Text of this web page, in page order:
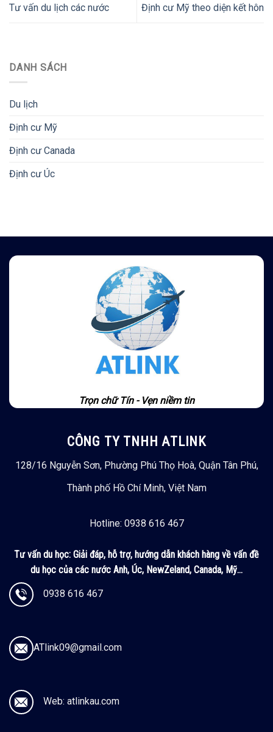
DANH SÁCH
Du lịch
Định cư Mỹ
Định cư Canada
Định cư Úc
Tư vấn du lịch các nước Định cư Mỹ theo diện kết hôn
Trọn chữ Tín - Vẹn niềm tin
CÔNG TY TNHH ATLINK
128/16 Nguyễn Sơn, Phường Phú Thọ Hoà, Quận Tân Phú,
Thành phố Hồ Chí Minh, Việt Nam
Hotline: 0938 616 467
Tư vấn du học: Giải đáp, hỗ trợ, hướng dẫn khách hàng về vấn đề
du học của các nước Anh, Úc, NewZeland, Canada, Mỹ...
0938 616 467
ATlink09@gmail.com
Web: atlinkau.com